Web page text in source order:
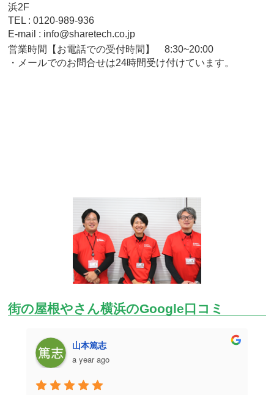
浜2F
TEL : 0120-989-936
E-mail : info@sharetech.co.jp
営業時間【お電話での受付時間】 8:30~20:00
・メールでのお問合せは24時間受け付けています。
街の屋根やさん横浜のGoogle口コミ
山本篤志
a year ago